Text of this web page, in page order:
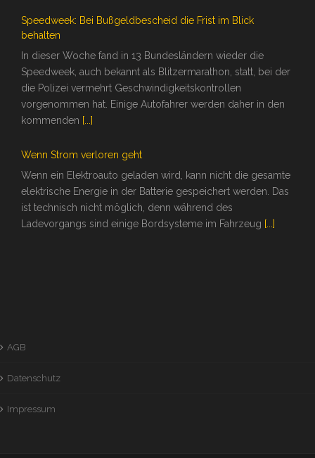
Speedweek: Bei Bußgeldbescheid die Frist im Blick
behalten
In dieser Woche fand in 13 Bundesländern wieder die
Speedweek, auch bekannt als Blitzermarathon, statt, bei der
die Polizei vermehrt Geschwindigkeitskontrollen
vorgenommen hat. Einige Autofahrer werden daher in den
kommenden [...]
Wenn Strom verloren geht
Wenn ein Elektroauto geladen wird, kann nicht die gesamte
elektrische Energie in der Batterie gespeichert werden. Das
ist technisch nicht möglich, denn während des
Ladevorgangs sind einige Bordsysteme im Fahrzeug [...]
AGB
Datenschutz
Impressum